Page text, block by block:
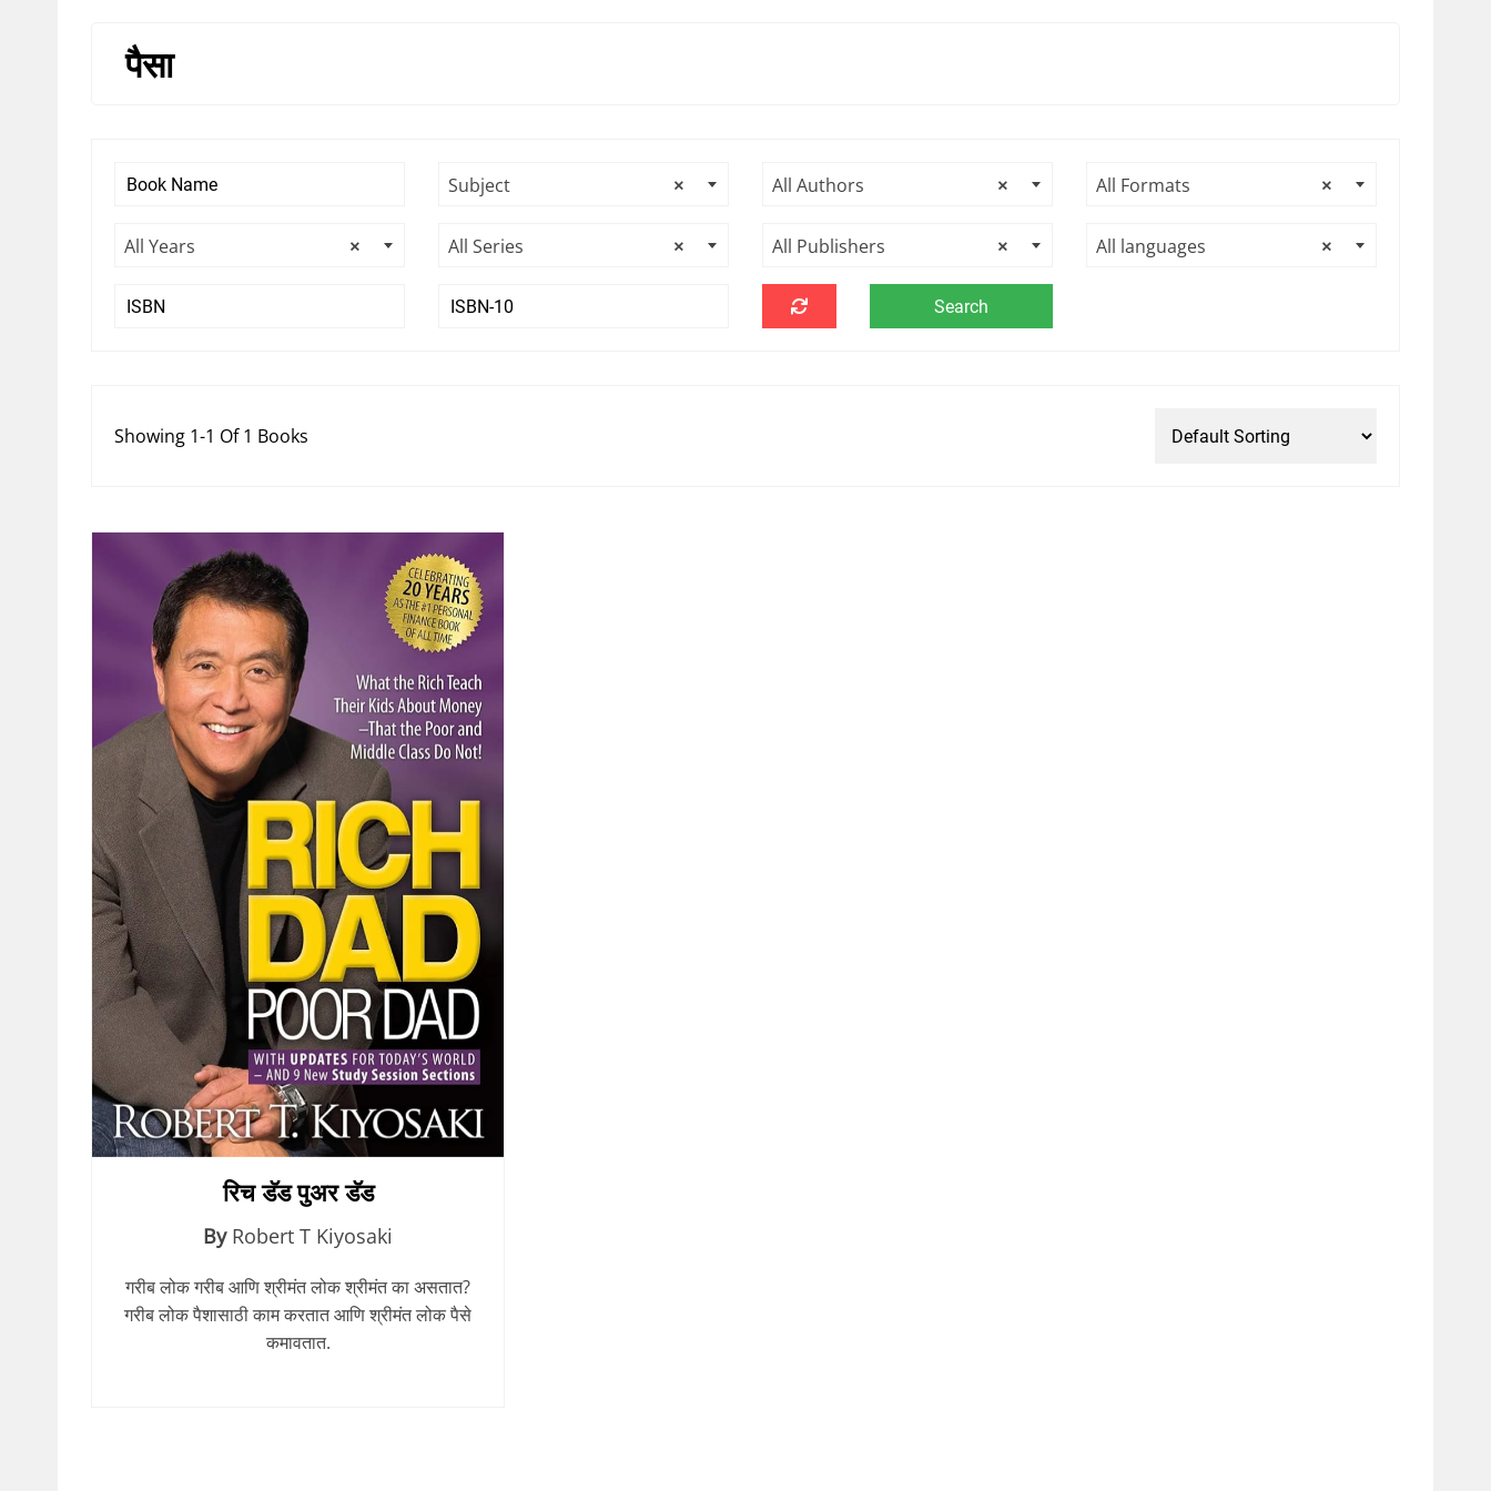
पैसा
×
Subject ×
All Authors ×
All Formats
×
All Years ×
All Series ×
All Publishers ×
All languages
Showing 1-1 Of 1 Books
रिच डॅड पुअर डॅड
By Robert T Kiyosaki
गरीब लोक गरीब आणि श्रीमंत लोक श्रीमंत का असतात?
गरीब लोक पैशासाठी काम करतात आणि श्रीमंत लोक पैसे
कमावतात.